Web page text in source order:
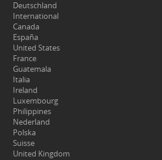
Deutschland
International
Canada
España
United States
France
Guatemala
Italia
Ireland
Luxembourg
Philippines
Nederland
Polska
Suisse
United Kingdom